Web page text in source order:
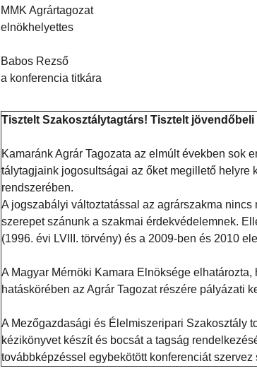
MMK Agrártagozat
elnökhelyettes
Babos Rezső
a konferencia titkára
Tisztelt Szakosztálytagtárs! Tisztelt jövendőbeli
Kamaránk Agrár Tagozata az elmúlt években sok
tálytagjaink jogosultságai az őket megillető helyre
rendszerében.
A jogszabályi változtatással az agrárszakma
szerepet szánunk a szakmai érdekvédelemnek.
(1996. évi LVIII. törvény) és a 2009-ben és 2010
A Magyar Mérnöki Kamara Elnöksége
hatáskörében az Agrár Tagozat részére pályázati
A Mezőgazdasági és Élelmiszeripari Szakosztály
kézikönyvet készít és bocsát a tagság
továbbképzéssel egybekötött konferenciát